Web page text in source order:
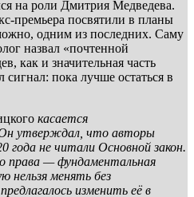
на роли Дмитрия Медведева.
премьера посвятили в планы
одним из последних. Саму
назвал «почтенной
как и значительная часть
пока лучше остаться в
касается
Он утверждал, что авторы
года не читали Основной закон.
права — фундаментальная
нельзя менять без
изменить её в